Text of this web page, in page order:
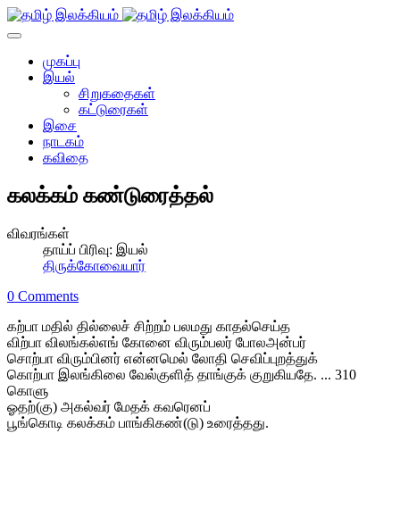
முகப்பு
இயல்
சிறுகதைகள்
கட்டுரைகள்
இசை
நாடகம்
கவிதை
கலக்கம் கண்டுரைத்தல்
விவரங்கள்
தாய்ப் பிரிவு: இயல்
திருக்கோவையார்
0 Comments
கற்பா மதில் தில்லைச் சிற்றம் பலமது காதல்செய்த
விற்பா விலங்கல்எங் கோனை விரும்பலர் போலஅன்பர்
சொற்பா விரும்பினர் என்னமெல் லோதி செவிப்புறத்துக்
கொற்பா இலங்கிலை வேல்குளித் தாங்குக் குறுகியதே. ... 310
கொளு
ஓதற்(கு) அகல்வர் மேதக் கவரெனப்
பூங்கொடி கலக்கம் பாங்கிகண்(டு) உரைத்தது.